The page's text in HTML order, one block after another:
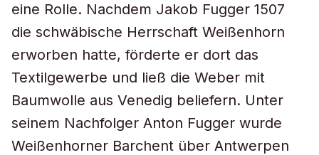
eine Rolle. Nachdem Jakob Fugger 1507
die schwäbische Herrschaft Weißenhorn
erworben hatte, förderte er dort das
Textilgewerbe und ließ die Weber mit
Baumwolle aus Venedig beliefern. Unter
seinem Nachfolger Anton Fugger wurde
Weißenhorner Barchent über Antwerpen